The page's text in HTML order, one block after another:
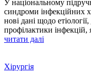
У національному
синдроми інфекційних
нові дані щодо
профілактики інфекцій,
читати далі
Хірургія